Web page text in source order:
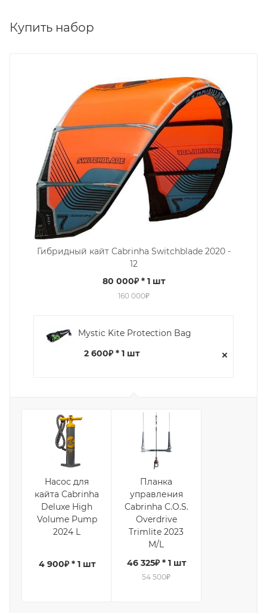
Купить набор
Гибридный кайт Cabrinha Switchblade 2020 -
12
80 000₽* 1 шт
160 000₽
Mystic Kite Protection Bag
2 600₽ * 1 шт
Насос для
кайта Cabrinha
Deluxe High
Volume Pump
2024 L
4 900₽ * 1 шт
Планка
управления
Cabrinha C.O.S.
Overdrive
Trimlite 2023
M/L
46 325₽ * 1 шт
54 500₽